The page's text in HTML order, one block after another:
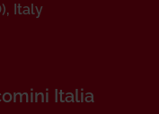
Italy
Italia